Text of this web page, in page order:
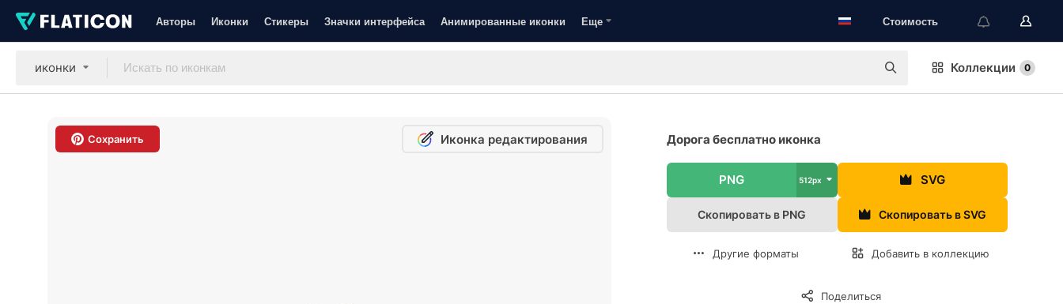
Авторы Иконки Стикеры Значки интерфейса Анимированные иконки Еще Стоимость
иконки Коллекции 0
Сохранить Иконка редактирования Дорога бесплатно иконка
PNG 512px SVG
Скопировать в PNG Скопировать в SVG
Другие форматы Добавить в коллекцию
Поделиться